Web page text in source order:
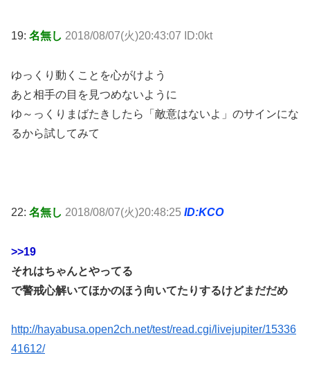
19: 名無し 2018/08/07(火)20:43:07 ID:0kt
ゆっくり動くことを心がけよう
あと相手の目を見つめないように
ゆ～っくりまばたきしたら「敵意はないよ」のサインにな
るから試してみて
22: 名無し 2018/08/07(火)20:48:25 ID:KCO
>>19
それはちゃんとやってる
で警戒心解いてほかのほう向いてたりするけどまだだめ
http://hayabusa.open2ch.net/test/read.cgi/livejupiter/15336
41612/